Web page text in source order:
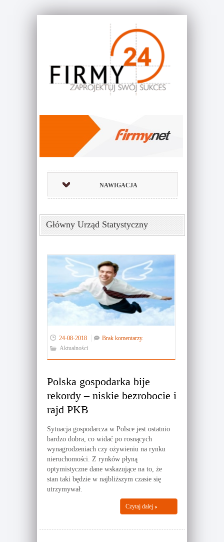
NAWIGACJA
Główny Urząd Statystyczny
24-08-2018
Brak komentarzy.
Aktualności
Polska gospodarka bije
rekordy – niskie bezrobocie i
rajd PKB
Sytuacja gospodarcza w Polsce jest ostatnio
bardzo dobra, co widać po rosnących
wynagrodzeniach czy ożywieniu na rynku
nieruchomości. Z rynków płyną
optymistyczne dane wskazujące na to, że
stan taki będzie w najbliższym czasie się
utrzymywał.
Czytaj dalej